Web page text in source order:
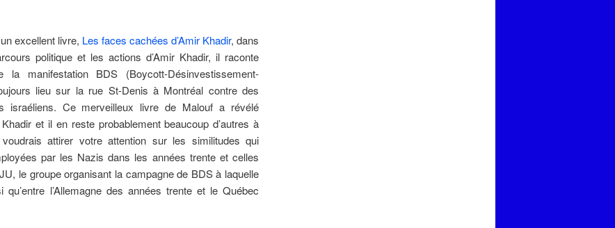
excellent livre, Les faces cachées d’Amir Khadir, dans
politique et les actions d’Amir Khadir, il raconte
la manifestation BDS (Boycott-Désinvestissement-
lieu sur la rue St-Denis à Montréal contre des
israéliens. Ce merveilleux livre de Malouf a révélé
et il en reste probablement beaucoup d’autres à
attirer votre attention sur les similitudes qui
par les Nazis dans les années trente et celles
le groupe organisant la campagne de BDS à laquelle
l’Allemagne des années trente et le Québec